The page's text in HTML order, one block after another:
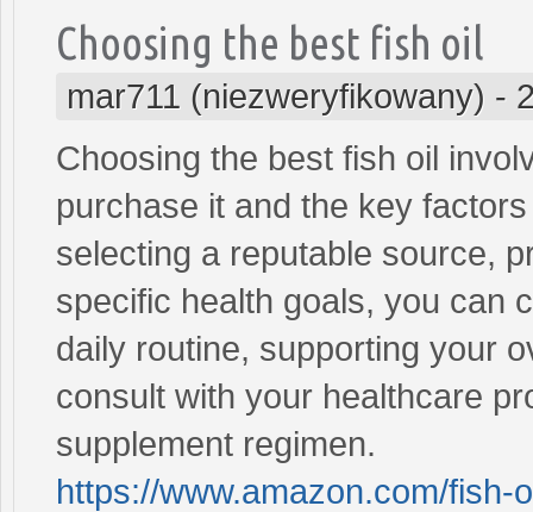
Choosing the best fish oil
mar711 (niezweryfikowany) -
Choosing the best fish oil
purchase it and the key
selecting a reputable source,
specific health goals, you can
daily routine, supporting your
consult with your healthcare
supplement regimen.
https://www.amazon.com/fish-